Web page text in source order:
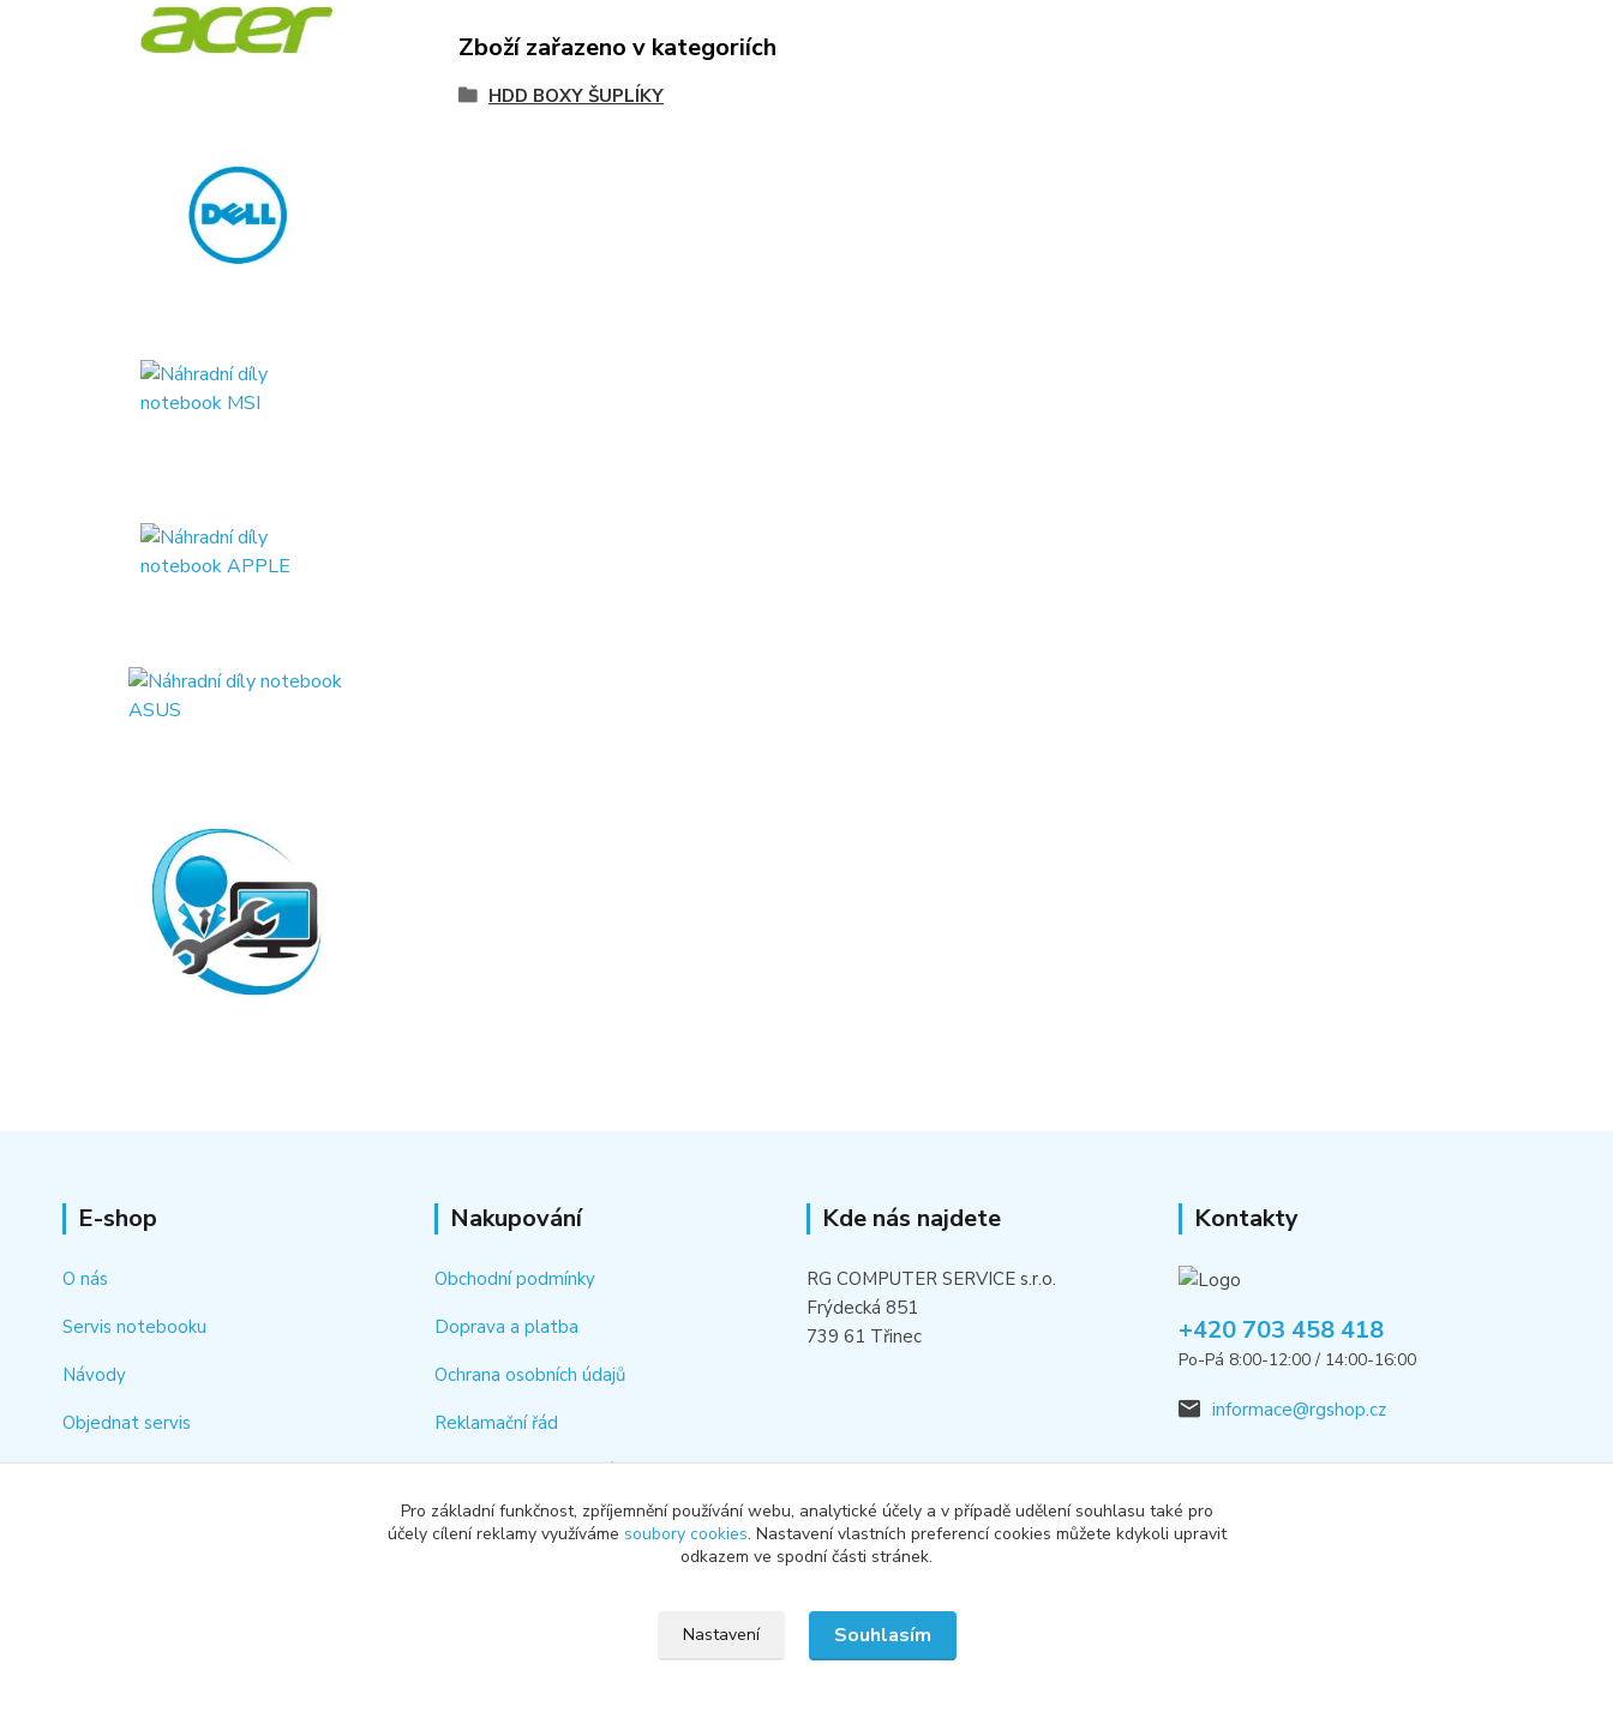
Zboží zařazeno v kategoriích
HDD BOXY ŠUPLÍKY
E-shop
O nás
Servis notebooku
Návody
Objednat servis
Kontakt
Nakupování
Obchodní podmínky
Doprava a platba
Ochrana osobních údajů
Reklamační řád
Jak rychle vyhledat náhradní díl
Odstoupení od smlouvy
Kde nás najdete
RG COMPUTER SERVICE s.r.o.
Frýdecká 851
739 61 Třinec
Kontakty
+420 703 458 418
Po-Pá 8:00-12:00 / 14:00-16:00
informace@rgshop.cz
Pro základní funkčnost, zpříjemnění používání webu, analytické účely a v případě udělení souhlasu také pro
účely cílení reklamy využíváme soubory cookies. Nastavení vlastních preferencí cookies můžete kdykoli upravit
odkazem ve spodní části stránek.
Nastavení Souhlasím